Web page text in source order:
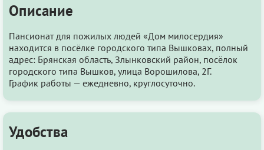
Описание
Пансионат для пожилых людей «Дом милосердия»
находится в посёлке городского типа Вышковах, полный
адрес: Брянская область, Злынковский район, посёлок
городского типа Вышков, улица Ворошилова, 2Г.
График работы — ежедневно, круглосуточно.
Удобства